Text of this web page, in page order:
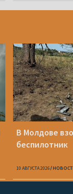
В Молдове
беспилотник
10 АВГУСТА 2026